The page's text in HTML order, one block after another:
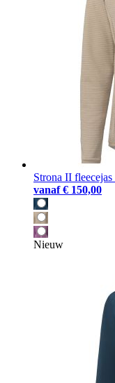
Strona II
vanaf € 150,00
Nieuw